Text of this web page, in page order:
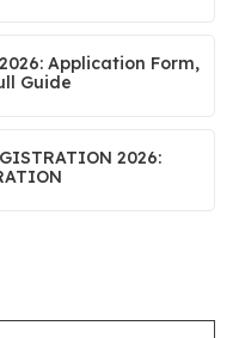
Application Form,
Guide
2026: